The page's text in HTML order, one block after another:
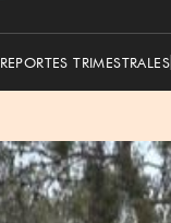
REPORTES TRIMESTRALES